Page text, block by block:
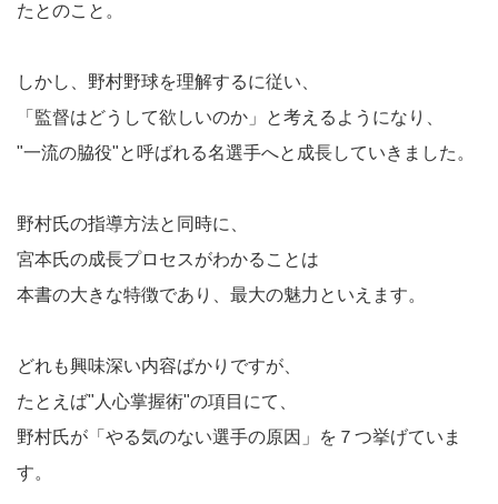
たとのこと。
しかし、野村野球を理解するに従い、
「監督はどうして欲しいのか」と考えるようになり、
"一流の脇役"と呼ばれる名選手へと成長していきました。
野村氏の指導方法と同時に、
宮本氏の成長プロセスがわかることは
本書の大きな特徴であり、最大の魅力といえます。
どれも興味深い内容ばかりですが、
たとえば"人心掌握術"の項目にて、
野村氏が「やる気のない選手の原因」を７つ挙げていま
す。